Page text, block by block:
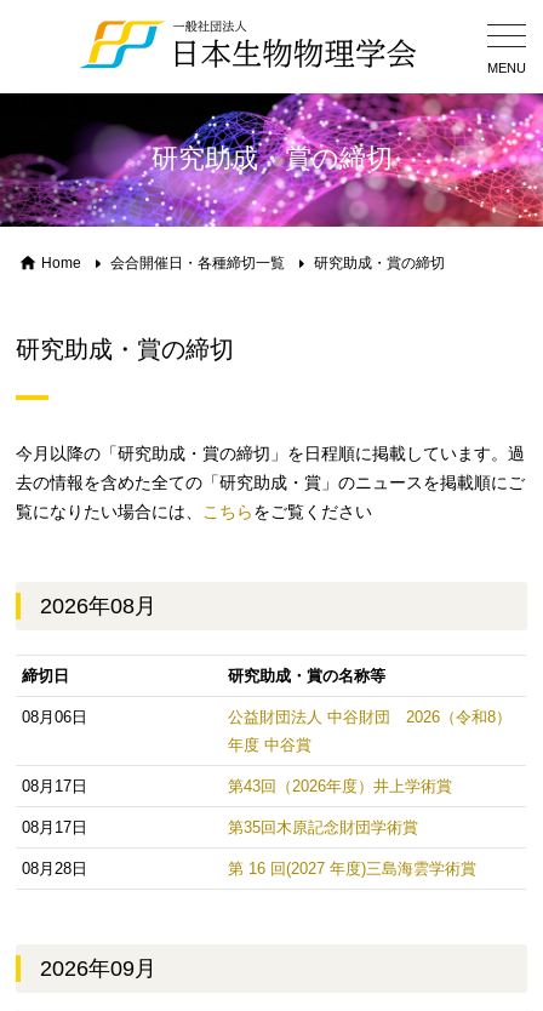
MENU
研究助成・賞の締切
Home 会合開催日・各種締切一覧 研究助成・賞の締切
研究助成・賞の締切
今月以降の「研究助成・賞の締切」を日程順に掲載しています。過
去の情報を含めた全ての「研究助成・賞」のニュースを掲載順にご
覧になりたい場合には、 こちら をご覧ください
2026年08月
締切日 研究助成・賞の名称等
08月06日
公益財団法人 中谷財団 2026（令和8）
年度 中谷賞
08月17日 第43回（2026年度）井上学術賞
08月17日 第35回木原記念財団学術賞
08月28日 第 16 回(2027 年度)三島海雲学術賞
2026年09月